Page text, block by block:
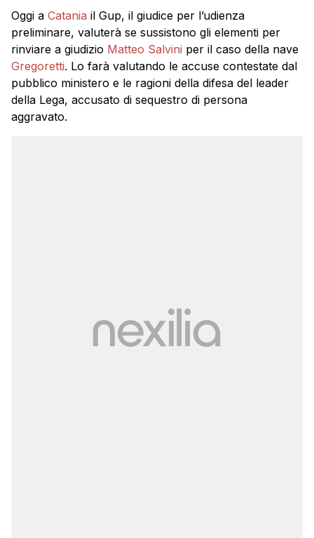
Oggi a Catania il Gup, il giudice per l’udienza
preliminare, valuterà se sussistono gli elementi per
rinviare a giudizio Matteo Salvini per il caso della nave
Gregoretti. Lo farà valutando le accuse contestate dal
pubblico ministero e le ragioni della difesa del leader
della Lega, accusato di sequestro di persona
aggravato.